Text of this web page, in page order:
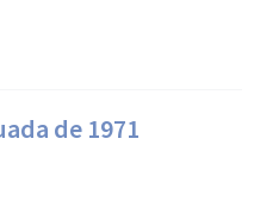
de 1971